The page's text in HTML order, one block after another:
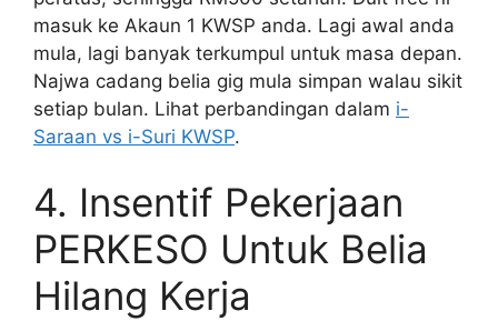
masuk ke Akaun 1 KWSP anda. Lagi awal anda
mula, lagi banyak terkumpul untuk masa depan.
Najwa cadang belia gig mula simpan walau sikit
setiap bulan. Lihat perbandingan dalam i-
Saraan vs i-Suri KWSP.
4. Insentif Pekerjaan
PERKESO Untuk Belia
Hilang Kerja